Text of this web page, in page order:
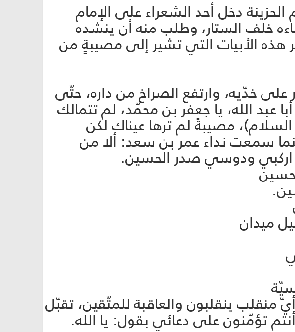
دخل أحد الشعراء على الإمام
خلف الستار، وطلب منه أن ينشده
هذه الأبيات التي تشير إلى مصيبةٍ من
خدّيه، وارتفع الصراخ من داره، حتّى
عبد الله، يا جعفر بن محمّد، لم تتمالك
مصيبةً لم ترها عيناك لكن
سمعت نداء عمر بن سعد: ألا من
اركبي ودوسي صدر الحسين.
ميدان
منقلب ينقلبون والعاقبة للمتّقين، تقبّل
تؤمّنون على دعائي بقول: يا الله.